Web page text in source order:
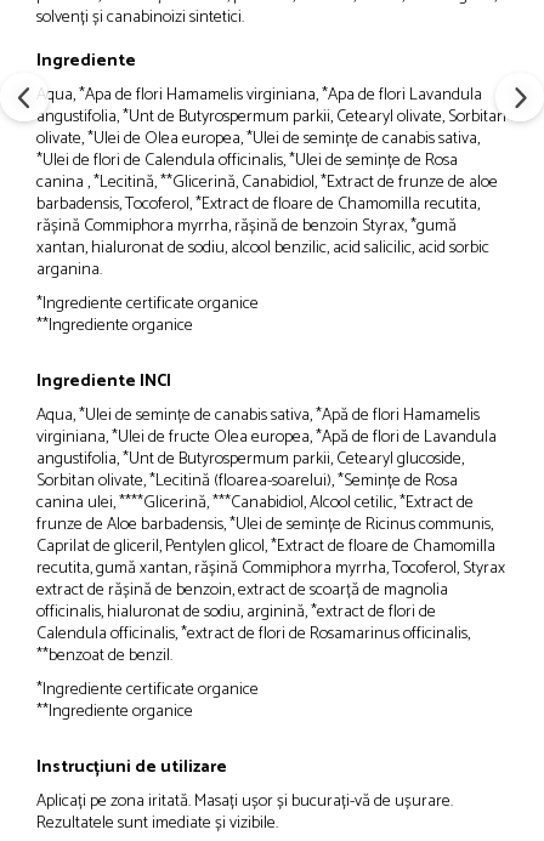
solvenți și canabinoizi sintetici.
Ingrediente
Aqua, *Apa de flori Hamamelis virginiana, *Apa de flori Lavandula
angustifolia, *Unt de Butyrospermum parkii, Cetearyl olivate, Sorbitan
olivate, *Ulei de Olea europea, *Ulei de semințe de canabis sativa,
*Ulei de flori de Calendula officinalis, *Ulei de semințe de Rosa
canina , *Lecitină, **Glicerină, Canabidiol, *Extract de frunze de aloe
barbadensis, Tocoferol, *Extract de floare de Chamomilla recutita,
rășină Commiphora myrrha, rășină de benzoin Styrax, *gumă
xantan, hialuronat de sodiu, alcool benzilic, acid salicilic, acid sorbic
arganina.
*Ingrediente certificate organice
**Ingrediente organice
Ingrediente INCI
Aqua, *Ulei de semințe de canabis sativa, *Apă de flori Hamamelis
virginiana, *Ulei de fructe Olea europea, *Apă de flori de Lavandula
angustifolia, *Unt de Butyrospermum parkii, Cetearyl glucoside,
Sorbitan olivate, *Lecitină (floarea-soarelui), *Semințe de Rosa
canina ulei, ****Glicerină, ***Canabidiol, Alcool cetilic, *Extract de
frunze de Aloe barbadensis, *Ulei de semințe de Ricinus communis,
Caprilat de gliceril, Pentylen glicol, *Extract de floare de Chamomilla
recutita, gumă xantan, rășină Commiphora myrrha, Tocoferol, Styrax
extract de rășină de benzoin, extract de scoarță de magnolia
officinalis, hialuronat de sodiu, arginină, *extract de flori de
Calendula officinalis, *extract de flori de Rosamarinus officinalis,
**benzoat de benzil.
*Ingrediente certificate organice
**Ingrediente organice
Instrucțiuni de utilizare
Aplicați pe zona iritată. Masați ușor și bucurați-vă de ușurare.
Rezultatele sunt imediate și vizibile.